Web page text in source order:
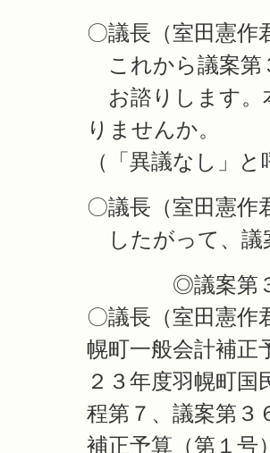
〇議長（室田憲
これから議案第
お諮りします。
りませんか。
（「異議なし」
〇議長（室田憲
したがって、議
◎議案第３４
〇議長（室田憲
幌町一般会計補
２３年度羽幌町
程第７、議案第
補正予算（第１号